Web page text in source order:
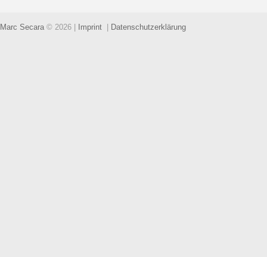
Marc Secara © 2026 Imprint Datenschutzerklärung